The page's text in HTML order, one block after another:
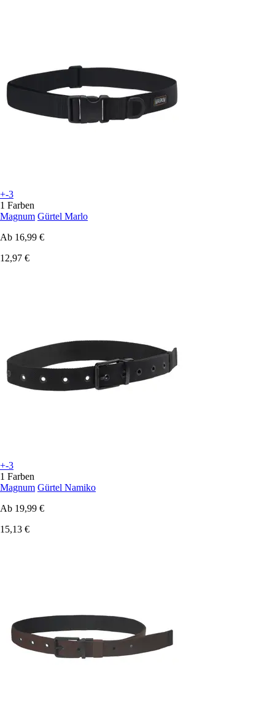
+-3
1 Farben
Magnum Gürtel Marlo
Ab 16,99 €
12,97 €
+-3
1 Farben
Magnum Gürtel Namiko
Ab 19,99 €
15,13 €